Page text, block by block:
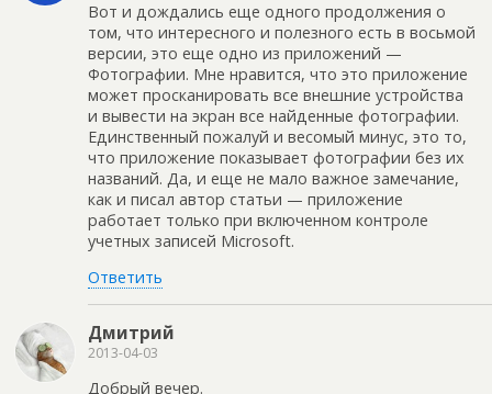
Вот и дождались еще одного продолжения о
том, что интересного и полезного есть в восьмой
версии, это еще одно из приложений —
Фотографии. Мне нравится, что это приложение
может просканировать все внешние устройства
и вывести на экран все найденные фотографии.
Единственный пожалуй и весомый минус, это то,
что приложение показывает фотографии без их
названий. Да, и еще не мало важное замечание,
как и писал автор статьи — приложение
работает только при включенном контроле
учетных записей Microsoft.
Ответить
Дмитрий
2013-04-03
Добрый вечер.